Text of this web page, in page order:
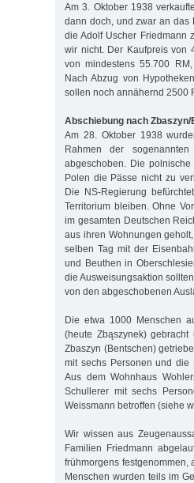
Am 3. Oktober 1938
dann doch, und zwar an das
die Adolf Uscher Friedmann
wir nicht. Der Kaufpreis von
von mindestens 55.700
Nach Abzug von
sollen noch annähernd 2500
Abschiebung nach
Am 28. Oktober 1938
Rahmen der
abgeschoben. Die
Polen die Pässe nicht zu
Die NS-Regierung
Territorium bleiben. Ohne
im gesamten Deutschen
aus ihren Wohnungen
selben Tag mit der
und Beuthen in
die Ausweisungsaktion
von den abgeschobenen
Die etwa 1000 Menschen
(heute Zbąszynek)
Zbaszyn (Bentschen)
mit sechs Personen und die
Aus dem Wohnhaus
Schullerer mit sechs
Weissmann betroffen (siehe
Wir wissen aus
Familien Friedmann
frühmorgens
Menschen wurden teils im